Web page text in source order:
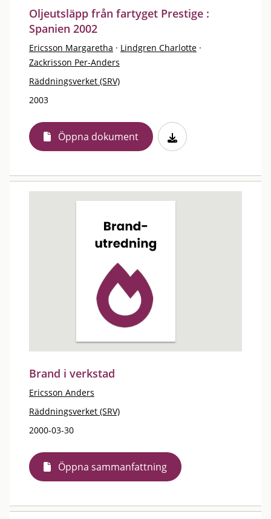
Oljeutsläpp från fartyget Prestige :
Spanien 2002
Ericsson Margaretha · Lindgren Charlotte ·
Zackrisson Per-Anders
Räddningsverket (SRV)
2003
Öppna dokument
Brand i verkstad
Ericsson Anders
Räddningsverket (SRV)
2000-03-30
Öppna sammanfattning